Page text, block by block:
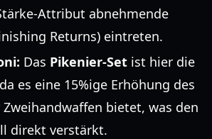
Attribut abnehmende
Returns) eintreten.
Das Pikenier-Set ist hier die
es eine 15%ige Erhöhung des
Zweihandwaffen bietet, was den
direkt verstärkt.